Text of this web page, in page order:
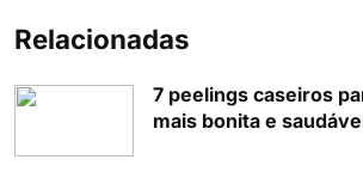
Relacionadas
7 peelings caseiros
mais bonita e